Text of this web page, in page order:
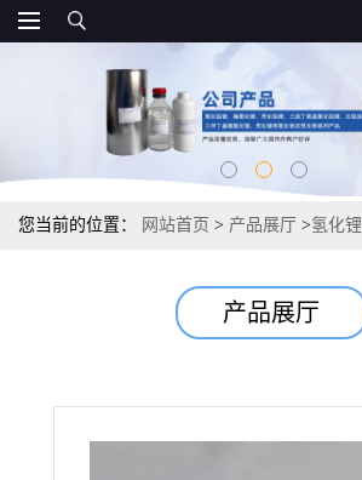
您当前的位置： 网站首页 > 产品展厅 >氢化锂
产品展厅